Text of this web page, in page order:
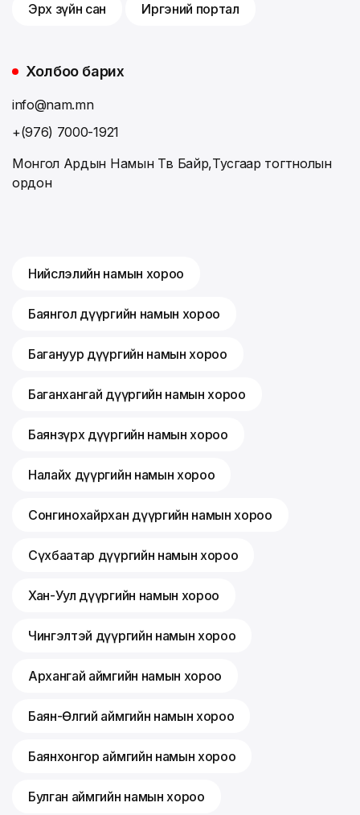
Эрх зүйн сан Иргэний портал
Холбоо барих
info@nam.mn
+(976) 7000-1921
Монгол Ардын Намын Төв Байр,Тусгаар тогтнолын
ордон
Нийслэлийн намын хороо
Баянгол дүүргийн намын хороо
Багануур дүүргийн намын хороо
Баганхангай дүүргийн намын хороо
Баянзүрх дүүргийн намын хороо
Налайх дүүргийн намын хороо
Сонгинохайрхан дүүргийн намын хороо
Сүхбаатар дүүргийн намын хороо
Хан-Уул дүүргийн намын хороо
Чингэлтэй дүүргийн намын хороо
Архангай аймгийн намын хороо
Баян-Өлгий аймгийн намын хороо
Баянхонгор аймгийн намын хороо
Булган аймгийн намын хороо